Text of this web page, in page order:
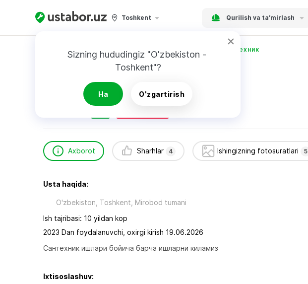
Toshkent Qurilish va ta’mirlash
Sizning hududingiz "O'zbekiston -
Toshkent"?
Ha O'zgartirish
Bosh sahifa Qurilish va ta’mirlash Боходир сантехник
Axborot Sharhlar 4 Ishingizning fotosuratlari 5
Usta haqida:
O'zbekiston, Toshkent, Mirobod tumani
Ish tajribasi: 10 yildan kop
2023 Dan foydalanuvchi, oxirgi kirish 19.06.2026
Сантехник ишлари бойича барча ишларни киламиз
Ixtisoslashuv: